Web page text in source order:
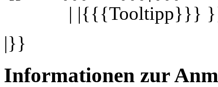
| |{{{Tooltipp}}}
|}}
Informationen zur